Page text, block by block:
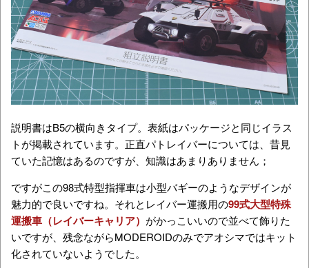
説明書はB5の横向きタイプ。表紙はパッケージと同じイラス
トが掲載されています。正直パトレイバーについては、昔見
ていた記憶はあるのですが、知識はあまりありません；
ですがこの98式特型指揮車は小型バギーのようなデザインが
魅力的で良いですね。それとレイバー運搬用の99式大型特殊
運搬車（レイバーキャリア） がかっこいいので並べて飾りた
いですが、残念ながらMODEROIDのみでアオシマではキット
化されていないようでした。